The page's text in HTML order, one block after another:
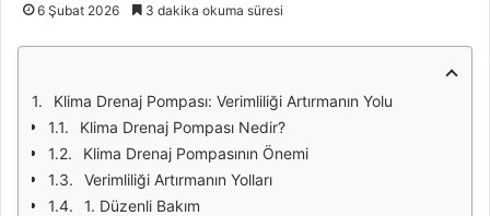
6 Şubat 2026 3 dakika okuma süresi
Klima Drenaj Pompası: Verimliliği Artırmanın Yolu
Klima Drenaj Pompası Nedir?
Klima Drenaj Pompasının Önemi
Verimliliği Artırmanın Yolları
1. Düzenli Bakım